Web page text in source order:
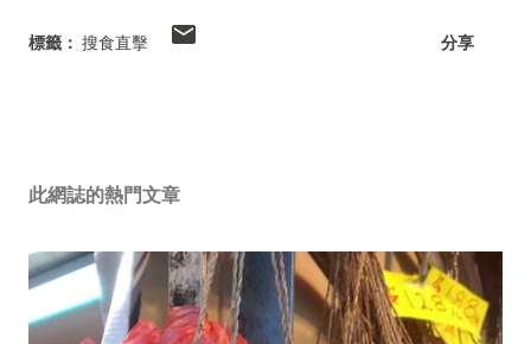
標籤： 搜食直擊 分享
此網誌的熱門文章